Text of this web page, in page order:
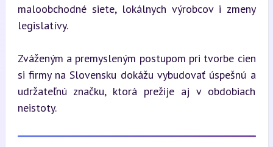
maloobchodné siete, lokálnych výrobcov i zmeny
legislatívy.
Zváženým a premysleným postupom pri tvorbe cien
si firmy na Slovensku dokážu vybudovať úspešnú a
udržateľnú značku, ktorá prežije aj v obdobiach
neistoty.